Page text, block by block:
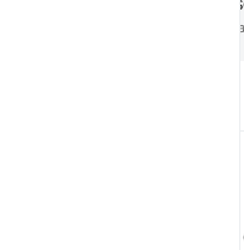
How the
Allah tells us how
French